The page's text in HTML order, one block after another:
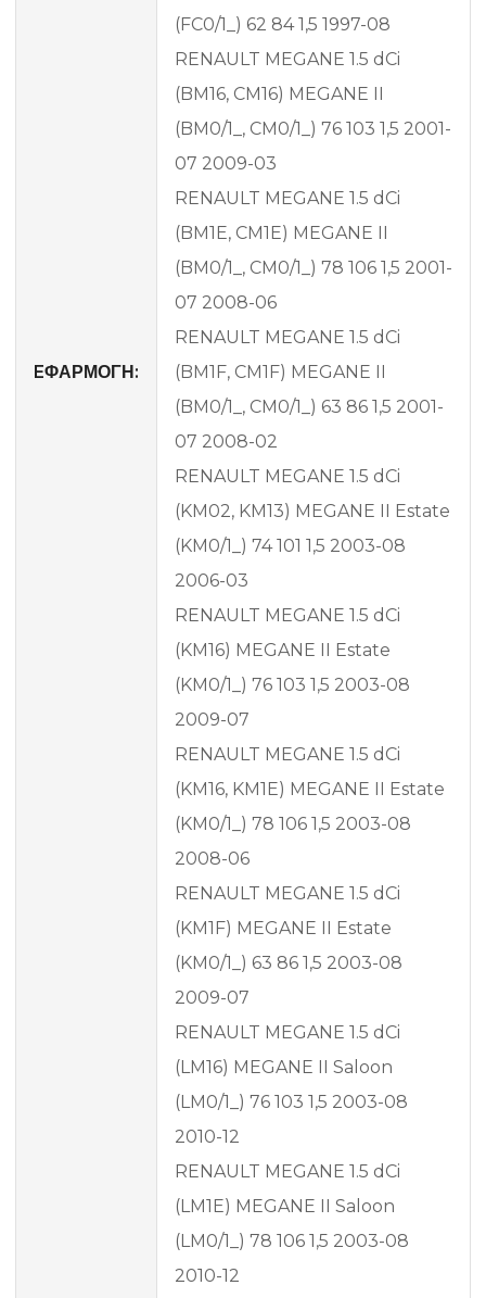
EΦΑΡΜΟΓΗ:
(FC0/1_) 62 84 1,5 1997-08
RENAULT MEGANE 1.5 dCi
(BM16, CM16) MEGANE II
(BM0/1_, CM0/1_) 76 103 1,5 2001-
07 2009-03
RENAULT MEGANE 1.5 dCi
(BM1E, CM1E) MEGANE II
(BM0/1_, CM0/1_) 78 106 1,5 2001-
07 2008-06
RENAULT MEGANE 1.5 dCi
(BM1F, CM1F) MEGANE II
(BM0/1_, CM0/1_) 63 86 1,5 2001-
07 2008-02
RENAULT MEGANE 1.5 dCi
(KM02, KM13) MEGANE II Estate
(KM0/1_) 74 101 1,5 2003-08
2006-03
RENAULT MEGANE 1.5 dCi
(KM16) MEGANE II Estate
(KM0/1_) 76 103 1,5 2003-08
2009-07
RENAULT MEGANE 1.5 dCi
(KM16, KM1E) MEGANE II Estate
(KM0/1_) 78 106 1,5 2003-08
2008-06
RENAULT MEGANE 1.5 dCi
(KM1F) MEGANE II Estate
(KM0/1_) 63 86 1,5 2003-08
2009-07
RENAULT MEGANE 1.5 dCi
(LM16) MEGANE II Saloon
(LM0/1_) 76 103 1,5 2003-08
2010-12
RENAULT MEGANE 1.5 dCi
(LM1E) MEGANE II Saloon
(LM0/1_) 78 106 1,5 2003-08
2010-12